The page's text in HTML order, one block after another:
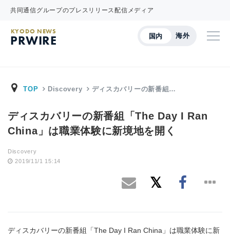
共同通信グループのプレスリリース配信メディア
国内 海外
KYODO NEWS
PRWIRE
TOP Discovery ディスカバリーの新番組…
ディスカバリーの新番組「The Day I Ran
China」は職業体験に新境地を開く
Discovery
2019/11/1 15:14
ディスカバリーの新番組「The Day I Ran China」は職業体験に新